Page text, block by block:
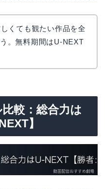
くても観たい作品を全
。無料期間はU-NEXT
較：総合力は
】